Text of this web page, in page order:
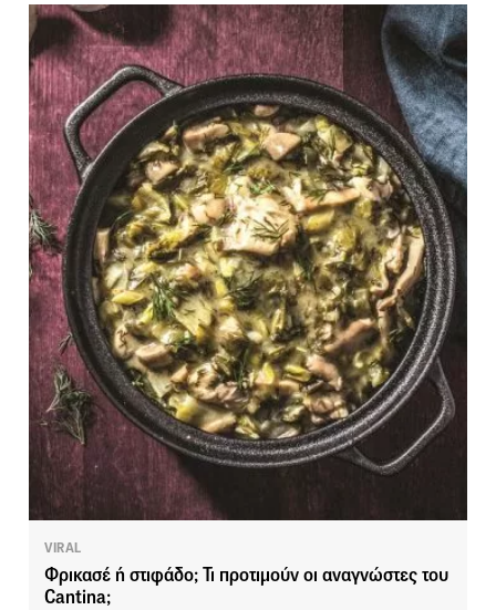
VIRAL
Φρικασέ ή στιφάδο; Τι προτιμούν οι αναγνώστες του
Cantina;